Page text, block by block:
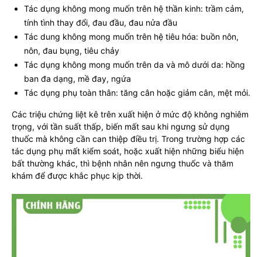
Tác dụng không mong muốn trên hệ thần kinh: trầm cảm,
tính tình thay đổi, đau đầu, đau nửa đầu
Tác dung không mong muốn trên hệ tiêu hóa: buồn nôn,
nôn, đau bụng, tiêu chảy
Tác dụng không mong muốn trên da và mô dưới da: hồng
ban đa dạng, mề đay, ngứa
Tác dụng phụ toàn thân: tăng cân hoặc giảm cân, mệt mỏi.
Các triệu chứng liệt kê trên xuất hiện ở mức độ không nghiêm
trọng, với tần suất thấp, biến mất sau khi ngưng sử dụng
thuốc mà không cần can thiệp điều trị. Trong trường hợp các
tác dụng phụ mất kiểm soát, hoặc xuất hiện những biểu hiện
bất thường khác, thì bệnh nhân nên ngưng thuốc và thăm
khám để được khắc phục kịp thời.